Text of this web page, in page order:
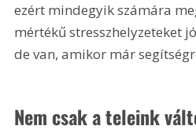
ezért mindegyik számára
mértékű stresszhelyzeteket
de van, amikor már
Nem csak a teleink